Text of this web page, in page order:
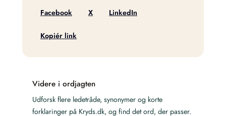
Facebook X LinkedIn
Kopiér link
Videre i ordjagten
Udforsk flere ledetråde, synonymer og korte
forklaringer på Kryds.dk, og find det ord, der passer.